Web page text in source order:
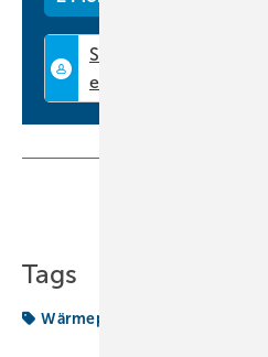
Tags
Wärmepumpentechnik